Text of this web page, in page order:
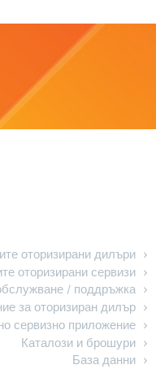
оторизирани дилъри
оторизирани сервизи
/ поддръжка
за оторизиран дилър
сервизно приложение
Каталози и брошури
База данни